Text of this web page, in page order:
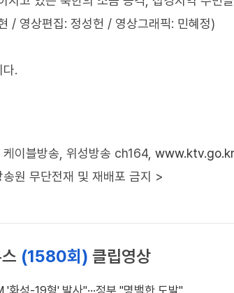
/ 영상편집: 정성헌 / 영상그래픽: 민혜정)
.
이블방송, 위성방송 ch164, www.ktv.go.kr
원 무단전재 및 재배포 금지 >
(1580회) 클립영상
화성-19형' 발사"···정부 "명백한 도발"